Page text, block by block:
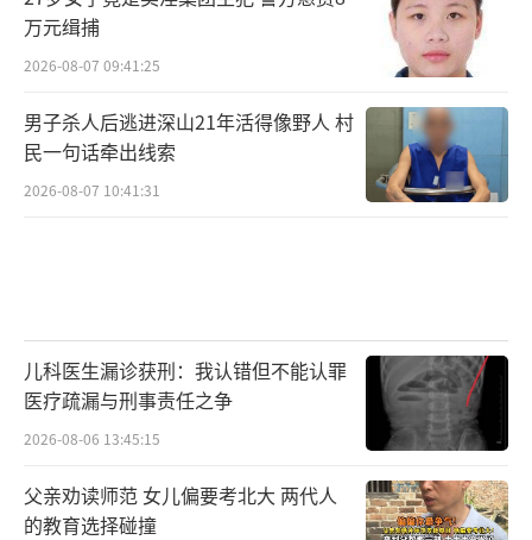
万元缉捕
2026-08-07 09:41:25
男子杀人后逃进深山21年活得像野人 村
民一句话牵出线索
2026-08-07 10:41:31
儿科医生漏诊获刑：我认错但不能认罪
医疗疏漏与刑事责任之争
2026-08-06 13:45:15
父亲劝读师范 女儿偏要考北大 两代人
的教育选择碰撞